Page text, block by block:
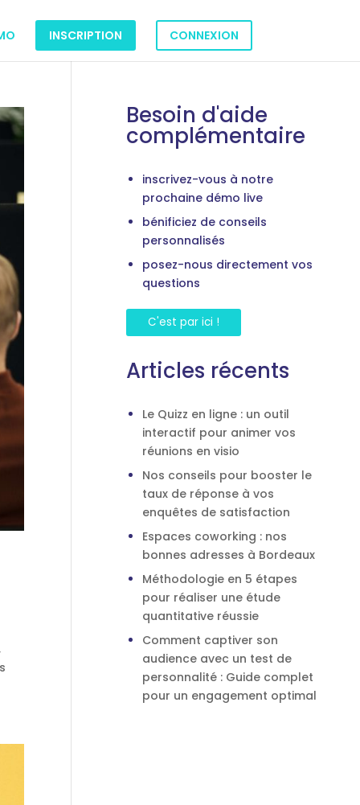
INSCRIPTION CONNEXION
Besoin d'aide
complémentaire
inscrivez-vous à notre
prochaine démo live
bénificiez de conseils
personnalisés
posez-nous directement vos
questions
C'est par ici !
Articles récents
Le Quizz en ligne : un outil
interactif pour animer vos
réunions en visio
Nos conseils pour booster le
taux de réponse à vos
enquêtes de satisfaction
Espaces coworking : nos
bonnes adresses à Bordeaux
Méthodologie en 5 étapes
pour réaliser une étude
quantitative réussie
Comment captiver son
audience avec un test de
personnalité : Guide complet
pour un engagement optimal